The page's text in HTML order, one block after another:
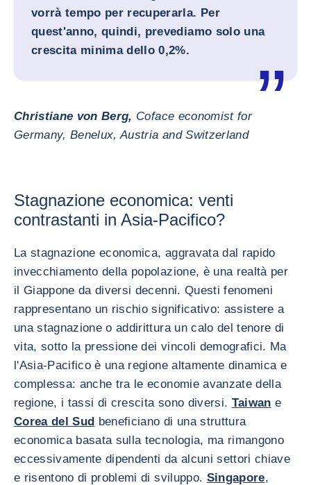
vorrà tempo per recuperarla. Per
quest'anno, quindi, prevediamo solo una
crescita minima dello 0,2%.
Christiane von Berg, Coface economist for
Germany, Benelux, Austria and Switzerland
Stagnazione economica: venti
contrastanti in Asia-Pacifico?
La stagnazione economica, aggravata dal rapido
invecchiamento della popolazione, è una realtà per
il Giappone da diversi decenni. Questi fenomeni
rappresentano un rischio significativo: assistere a
una stagnazione o addirittura un calo del tenore di
vita, sotto la pressione dei vincoli demografici. Ma
l'Asia-Pacifico è una regione altamente dinamica e
complessa: anche tra le economie avanzate della
regione, i tassi di crescita sono diversi. Taiwan e
Corea del Sud beneficiano di una struttura
economica basata sulla tecnologia, ma rimangono
eccessivamente dipendenti da alcuni settori chiave
e risentono di problemi di sviluppo. Singapore,